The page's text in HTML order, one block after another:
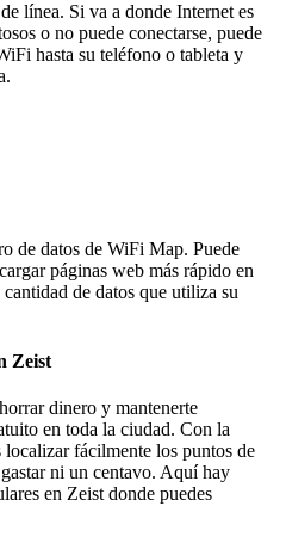
línea. Si va a donde Internet es
o no puede conectarse, puede
hasta su teléfono o tableta y
de datos de WiFi Map. Puede
páginas web más rápido en
de datos que utiliza su
Zeist
dinero y mantenerte
en toda la ciudad. Con la
fácilmente los puntos de
ni un centavo. Aquí hay
en Zeist donde puedes